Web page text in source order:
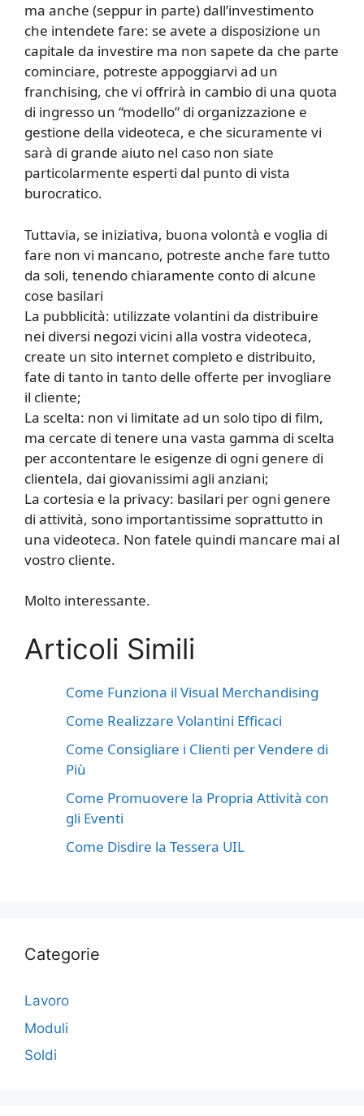
ma anche (seppur in parte) dall’investimento
che intendete fare: se avete a disposizione un
capitale da investire ma non sapete da che parte
cominciare, potreste appoggiarvi ad un
franchising, che vi offrirà in cambio di una quota
di ingresso un “modello” di organizzazione e
gestione della videoteca, e che sicuramente vi
sarà di grande aiuto nel caso non siate
particolarmente esperti dal punto di vista
burocratico.
Tuttavia, se iniziativa, buona volontà e voglia di
fare non vi mancano, potreste anche fare tutto
da soli, tenendo chiaramente conto di alcune
cose basilari
La pubblicità: utilizzate volantini da distribuire
nei diversi negozi vicini alla vostra videoteca,
create un sito internet completo e distribuito,
fate di tanto in tanto delle offerte per invogliare
il cliente;
La scelta: non vi limitate ad un solo tipo di film,
ma cercate di tenere una vasta gamma di scelta
per accontentare le esigenze di ogni genere di
clientela, dai giovanissimi agli anziani;
La cortesia e la privacy: basilari per ogni genere
di attività, sono importantissime soprattutto in
una videoteca. Non fatele quindi mancare mai al
vostro cliente.
Molto interessante.
Articoli Simili
Come Funziona il Visual Merchandising
Come Realizzare Volantini Efficaci
Come Consigliare i Clienti per Vendere di
Più
Come Promuovere la Propria Attività con
gli Eventi
Come Disdire la Tessera UIL
Categorie
Lavoro
Moduli
Soldi